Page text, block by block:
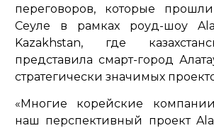
переговоров, которые
Сеуле в рамках роуд-шоу
Kazakhstan, где
представила смарт-город
стратегически значимых
«Многие корейские
наш перспективный проект